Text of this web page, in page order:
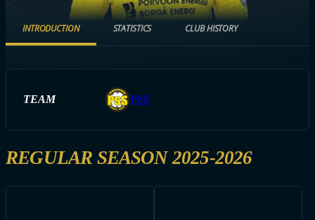
INTRODUCTION STATISTICS CLUB HISTORY
TEAM PSS
REGULAR SEASON 2025-2026